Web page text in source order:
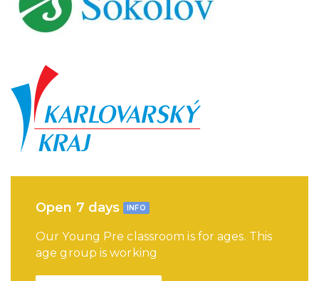
Open 7 days INFO
Our Young Pre classroom is for ages. This
age group is working